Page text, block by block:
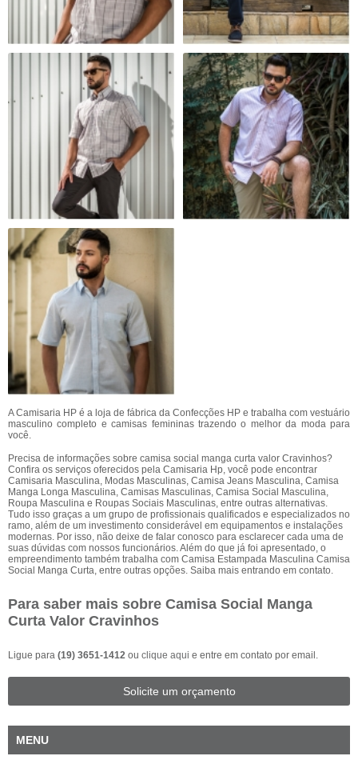
A Camisaria HP é a loja de fábrica da Confecções HP e trabalha com vestuário
masculino completo e camisas femininas trazendo o melhor da moda para
você.
Precisa de informações sobre camisa social manga curta valor Cravinhos?
Confira os serviços oferecidos pela Camisaria Hp, você pode encontrar
Camisaria Masculina, Modas Masculinas, Camisa Jeans Masculina, Camisa
Manga Longa Masculina, Camisas Masculinas, Camisa Social Masculina,
Roupa Masculina e Roupas Sociais Masculinas, entre outras alternativas.
Tudo isso graças a um grupo de profissionais qualificados e especializados no
ramo, além de um investimento considerável em equipamentos e instalações
modernas. Por isso, não deixe de falar conosco para esclarecer cada uma de
suas dúvidas com nossos funcionários. Além do que já foi apresentado, o
empreendimento também trabalha com Camisa Estampada Masculina Camisa
Social Manga Curta, entre outras opções. Saiba mais entrando em contato.
Para saber mais sobre Camisa Social Manga
Curta Valor Cravinhos
Ligue para (19) 3651-1412 ou clique aqui e entre em contato por email.
Solicite um orçamento
MENU